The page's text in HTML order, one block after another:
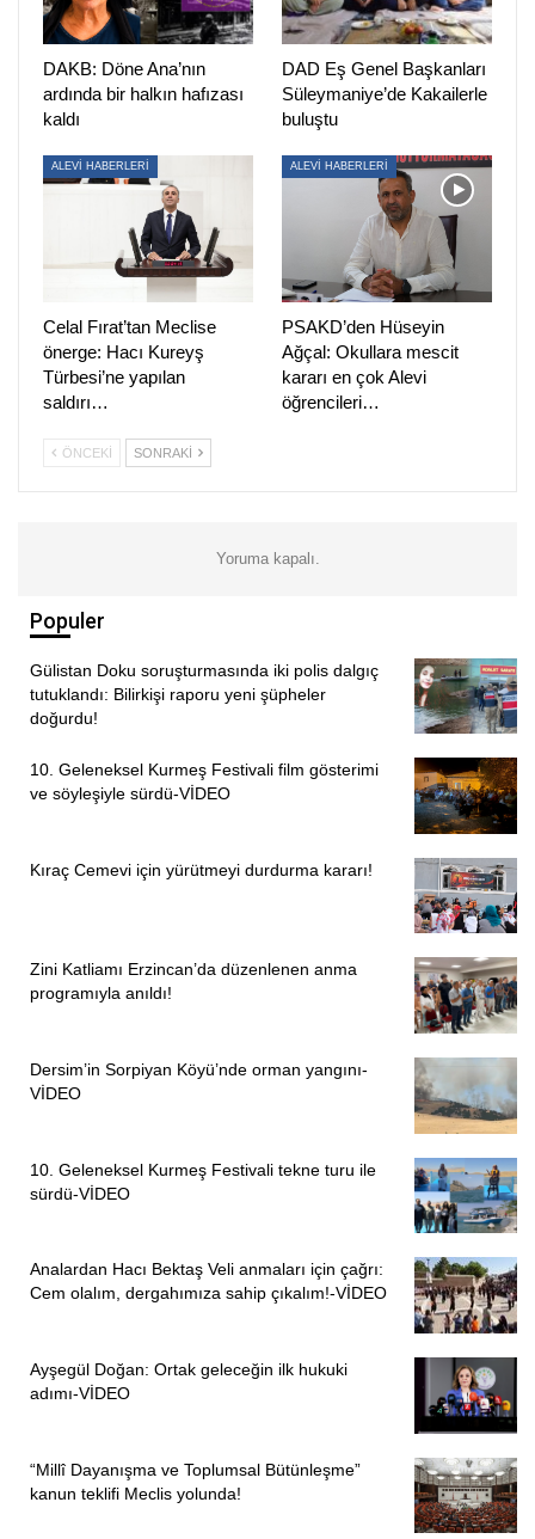
yazık ki yine mazlumların yanında değil, saldırganların
gölgesinde durmuştur.”
“HAKİKATLE YÜZLEŞMEDEN TOPLUMSAL BARIŞ
İNŞA EDİLEMEZ”
Çorum, Maraş, ve Sivas Katliamı gibi katliamların
faillerinin yargı önüne çıkarılması çağrısı yapılan
açıklamada, “Hakikatle yüzleşmeden, adaletsizliğe sessiz
kalınarak gerçek bir toplumsal barış inşa edilemez.
Unutmak, bir daha yaşanmasına zemin hazırlar. Bu
nedenle, yaşanan acılarla yüklendiğimiz mücadeleyi diri
tutmak, yalnızca geçmişteki canlarımızın değil, gelecekteki
kuşakların da özgür ve eşit bir ülkede yaşama umududur”
DAKB: Döne Ana’nın
ardında bir halkın hafızası
kaldı
DAD Eş Genel Başkanları
Süleymaniye’de Kakailerle
buluştu
ALEVİ HABERLERİ
Celal Fırat’tan Meclise
önerge: Hacı Kureyş
Türbesi’ne yapılan
saldırı…
ALEVİ HABERLERİ
PSAKD’den Hüseyin
Ağçal: Okullara mescit
kararı en çok Alevi
öğrencileri…
ÖNCEKI SONRAKI
Yoruma kapalı.
Populer
Gülistan Doku soruşturmasında iki polis dalgıç
tutuklandı: Bilirkişi raporu yeni şüpheler
doğurdu!
10. Geleneksel Kurmeş Festivali film gösterimi
ve söyleşiyle sürdü-VİDEO
Kıraç Cemevi için yürütmeyi durdurma kararı!
Zini Katliamı Erzincan’da düzenlenen anma
programıyla anıldı!
Dersim’in Sorpiyan Köyü’nde orman yangını-
VİDEO
10. Geleneksel Kurmeş Festivali tekne turu ile
sürdü-VİDEO
Analardan Hacı Bektaş Veli anmaları için çağrı:
Cem olalım, dergahımıza sahip çıkalım!-VİDEO
Ayşegül Doğan: Ortak geleceğin ilk hukuki
adımı-VİDEO
“Millî Dayanışma ve Toplumsal Bütünleşme”
kanun teklifi Meclis yolunda!